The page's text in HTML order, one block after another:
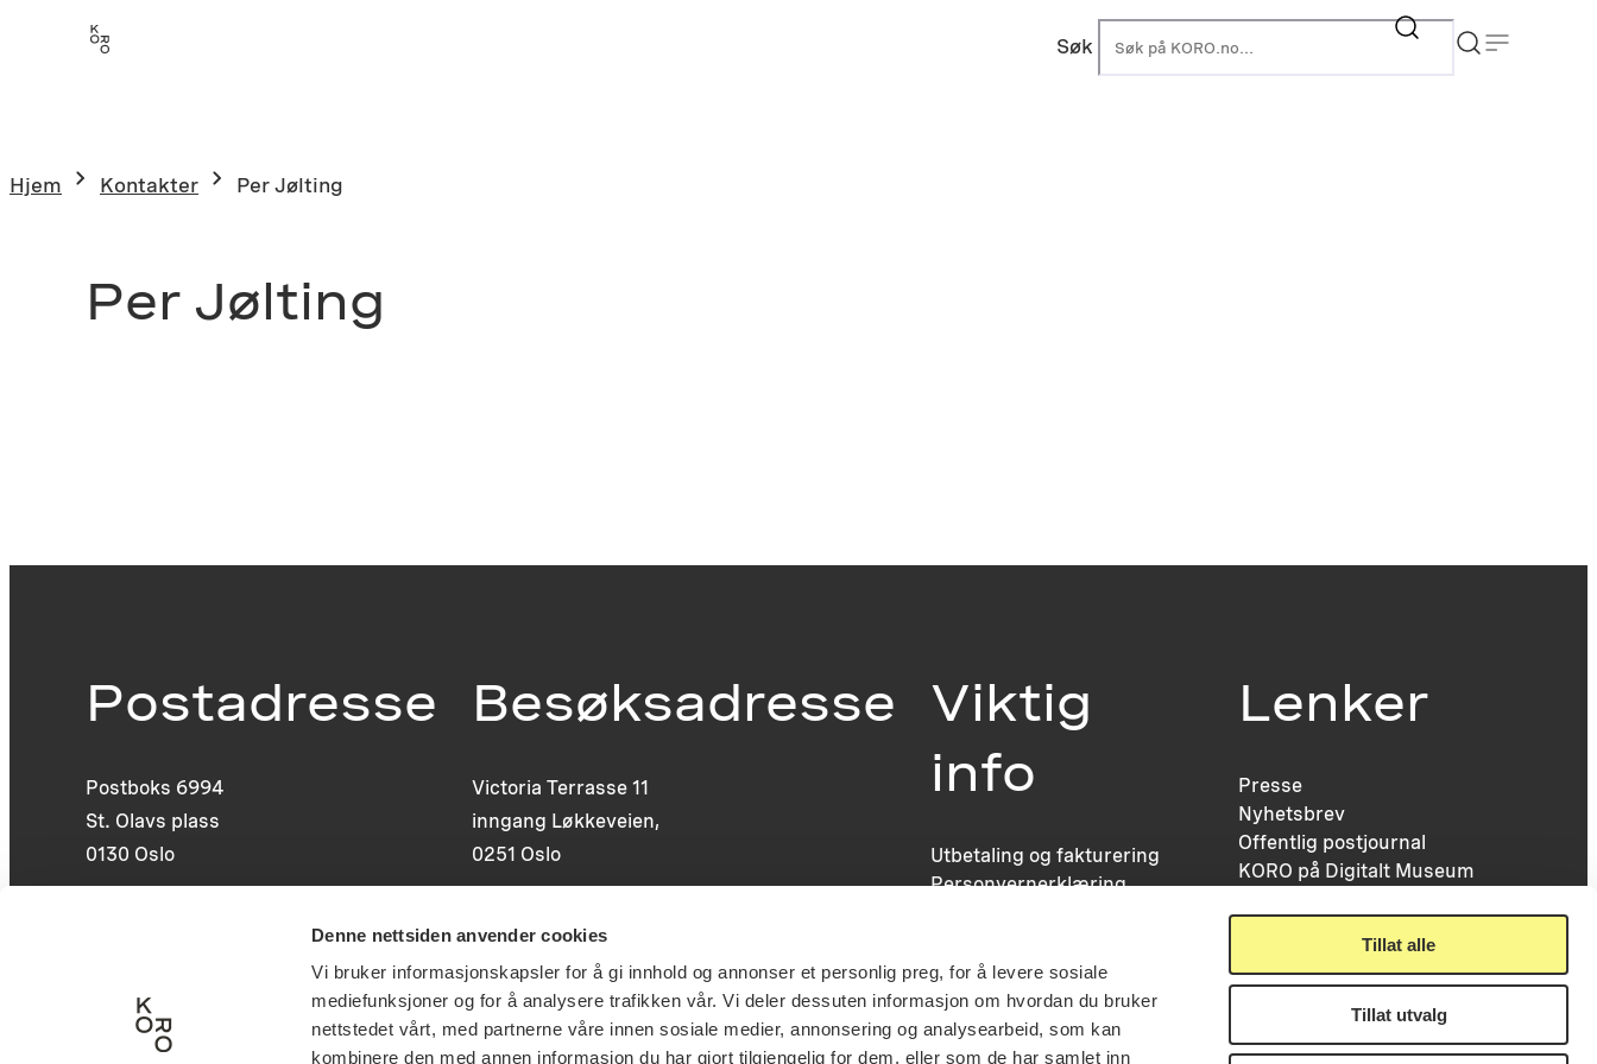
Denne nettsiden anvender cookies
Vi bruker informasjonskapsler for å gi innhold og annonser et personlig preg, for å levere sosiale
mediefunksjoner og for å analysere trafikken vår. Vi deler dessuten informasjon om hvordan du bruker
nettstedet vårt, med partnerne våre innen sosiale medier, annonsering og analysearbeid, som kan
kombinere den med annen informasjon du har gjort tilgjengelig for dem, eller som de har samlet inn
Tillat alle
Tillat utvalg
Søk
Hjem Kontakter Per Jølting
Per Jølting
Postadresse
Postboks 6994
St. Olavs plass
0130 Oslo
Besøksadresse
Victoria Terrasse 11
inngang Løkkeveien,
0251 Oslo
Viktig
info
Utbetaling og fakturering
Personvernerklæring
Last ned logo
Lenker
Presse
Nyhetsbrev
Offentlig postjournal
KORO på Digitalt Museum